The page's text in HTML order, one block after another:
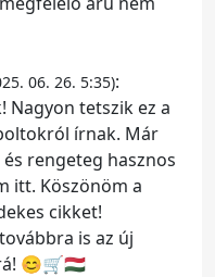
06. 26. 5:35):
Nagyon tetszik ez a
írnak. Már
rengeteg hasznos
itt. Köszönöm a
cikket!
is az új
😊🛒🇭🇺